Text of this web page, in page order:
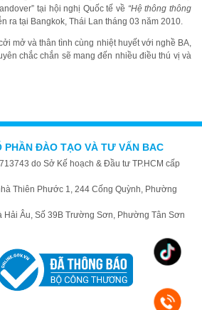
tại hội nghị Quốc tế về “Hệ thông thông
ra tại Bangkok, Thái Lan tháng 03 năm 2010.
mở và thân tình cùng nhiệt huyết với nghề BA,
chắc chắn sẽ mang đến nhiều điều thú vị và
PHẦN ĐÀO TẠO VÀ TƯ VẤN BAC
do Sở Kế hoạch & Đầu tư TP.HCM cấp
Thiên Phước 1, 244 Cống Quỳnh, Phường
Hải Âu, Số 39B Trường Sơn, Phường Tân Sơn